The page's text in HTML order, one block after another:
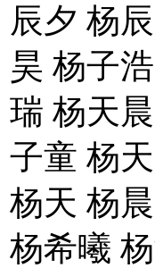
辰夕 杨
昊 杨子
瑞 杨天
子童 杨
杨天 杨
杨希曦